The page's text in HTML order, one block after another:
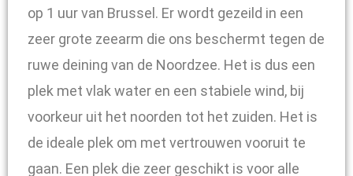
op 1 uur van Brussel. Er wordt gezeild in een
zeer grote zeearm die ons beschermt tegen de
ruwe deining van de Noordzee. Het is dus een
plek met vlak water en een stabiele wind, bij
voorkeur uit het noorden tot het zuiden. Het is
de ideale plek om met vertrouwen vooruit te
gaan. Een plek die zeer geschikt is voor alle